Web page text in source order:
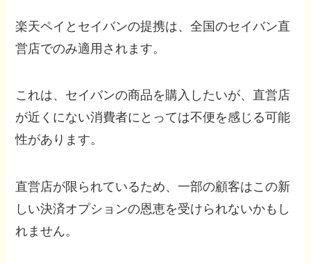
楽天ペイとセイバンの提携は、全国のセイバン直
営店でのみ適用されます。
これは、セイバンの商品を購入したいが、直営店
が近くにない消費者にとっては不便を感じる可能
性があります。
直営店が限られているため、一部の顧客はこの新
しい決済オプションの恩恵を受けられないかもし
れません。